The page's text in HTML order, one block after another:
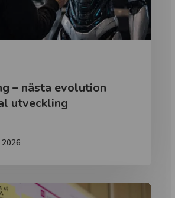
– nästa evolution
utveckling
2026